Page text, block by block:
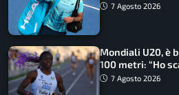
7 Agosto 2026
Mondiali U20, è
100 metri: “Ho
7 Agosto 2026